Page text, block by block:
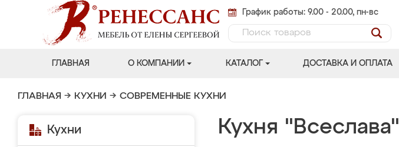
График работы: 9.00 - 20.00, пн-вс
ГЛАВНАЯ О КОМПАНИИ КАТАЛОГ ДОСТАВКА И ОПЛАТА
ГЛАВНАЯ → КУХНИ → СОВРЕМЕННЫЕ КУХНИ
Кухни Кухня "Всеслава"